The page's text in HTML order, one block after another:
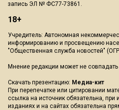
запись ЭЛ № ФС77-73861.
18+
Учредитель: Автономная
информированию и просвещению
"Общественная служба новостей"
Мнение редакции может не
Скачать презентацию: Медиа-кит
При перепечатке или цитировании
ссылка на источник обязательна, при
изданиях и на сайтах обязательна